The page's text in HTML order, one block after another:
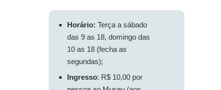
Horário: Terça a sábado
das 9 as 18, domingo das
10 as 18 (fecha as
segundas);
Ingresso: R$ 10,00 por